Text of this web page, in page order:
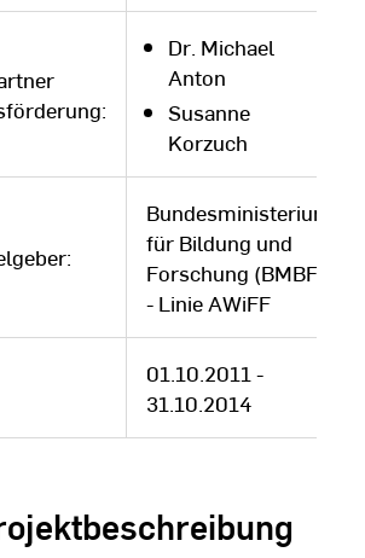
Dr. Michael
Anton
Susanne
Korzuch
Bundesministerium
für Bildung und
Forschung (BMBF)
- Linie AWiFF
01.10.2011 -
31.10.2014